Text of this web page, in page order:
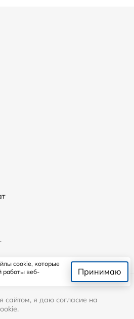
сайтом, я даю согласие на
cookie, которые
работы веб-
Принимаю